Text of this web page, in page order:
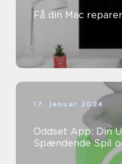
Få din Mac
17. januar 2024
Oddset App: Din
Spændende Spil